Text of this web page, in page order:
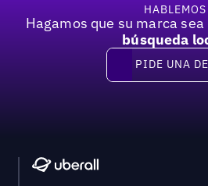
HABLEMOS
Hagamos que su marca
búsqueda
Pide una demo
PIDE UNA